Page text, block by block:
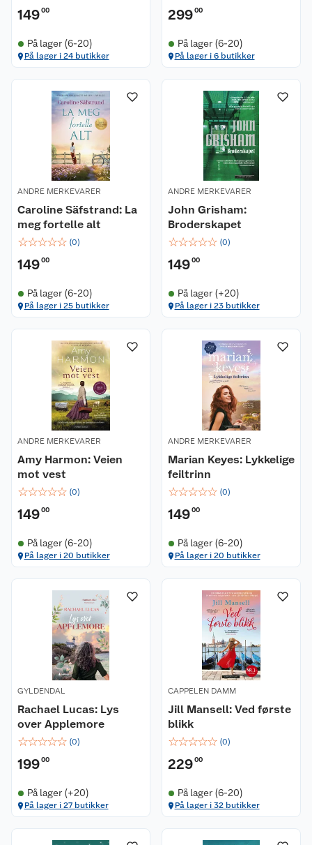
14900
På lager (6-20)
På lager i 24 butikker
29900
På lager (6-20)
På lager i 6 butikker
ANDRE MERKEVARER
Caroline Säfstrand: La
meg fortelle alt
☆☆☆☆☆ (0)
14900
På lager (6-20)
På lager i 25 butikker
ANDRE MERKEVARER
John Grisham:
Broderskapet
☆☆☆☆☆ (0)
14900
På lager (+20)
På lager i 23 butikker
ANDRE MERKEVARER
Amy Harmon: Veien
mot vest
☆☆☆☆☆ (0)
14900
På lager (6-20)
På lager i 20 butikker
ANDRE MERKEVARER
Marian Keyes: Lykkelige
feiltrinn
☆☆☆☆☆ (0)
14900
På lager (6-20)
På lager i 20 butikker
GYLDENDAL
Rachael Lucas: Lys
over Applemore
☆☆☆☆☆ (0)
19900
På lager (+20)
På lager i 27 butikker
CAPPELEN DAMM
Jill Mansell: Ved første
blikk
☆☆☆☆☆ (0)
22900
På lager (6-20)
På lager i 32 butikker